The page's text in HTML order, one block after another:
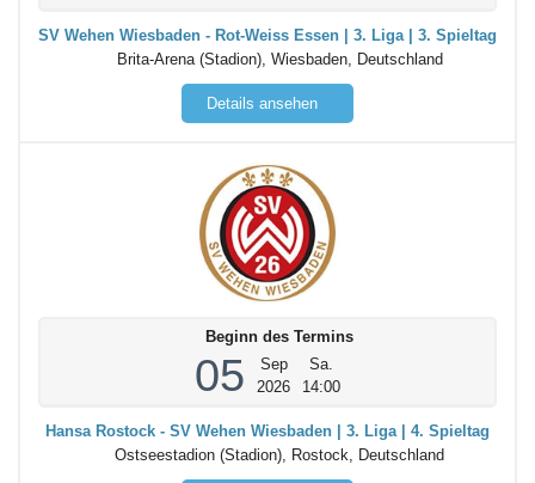
SV Wehen Wiesbaden - Rot-Weiss Essen | 3. Liga | 3. Spieltag
Brita-Arena (Stadion), Wiesbaden, Deutschland
Details ansehen
Beginn des Termins
05
Sep
2026
Sa.
14:00
Hansa Rostock - SV Wehen Wiesbaden | 3. Liga | 4. Spieltag
Ostseestadion (Stadion), Rostock, Deutschland